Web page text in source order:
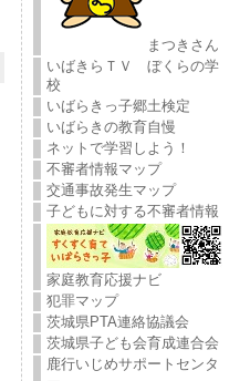
まつきさん
いばきらＴＶ ぼくらの学
校
いばらきっ子郷土検定
いばらきの教育自慢
ネットで学習しよう！
不審者情報マップ
交通事故発生マップ
子どもに対する不審者情報
家庭教育応援ナビ
犯罪マップ
茨城県PTA連絡協議会
茨城県子ども会育成連合会
鹿行いじめサポートセンタ